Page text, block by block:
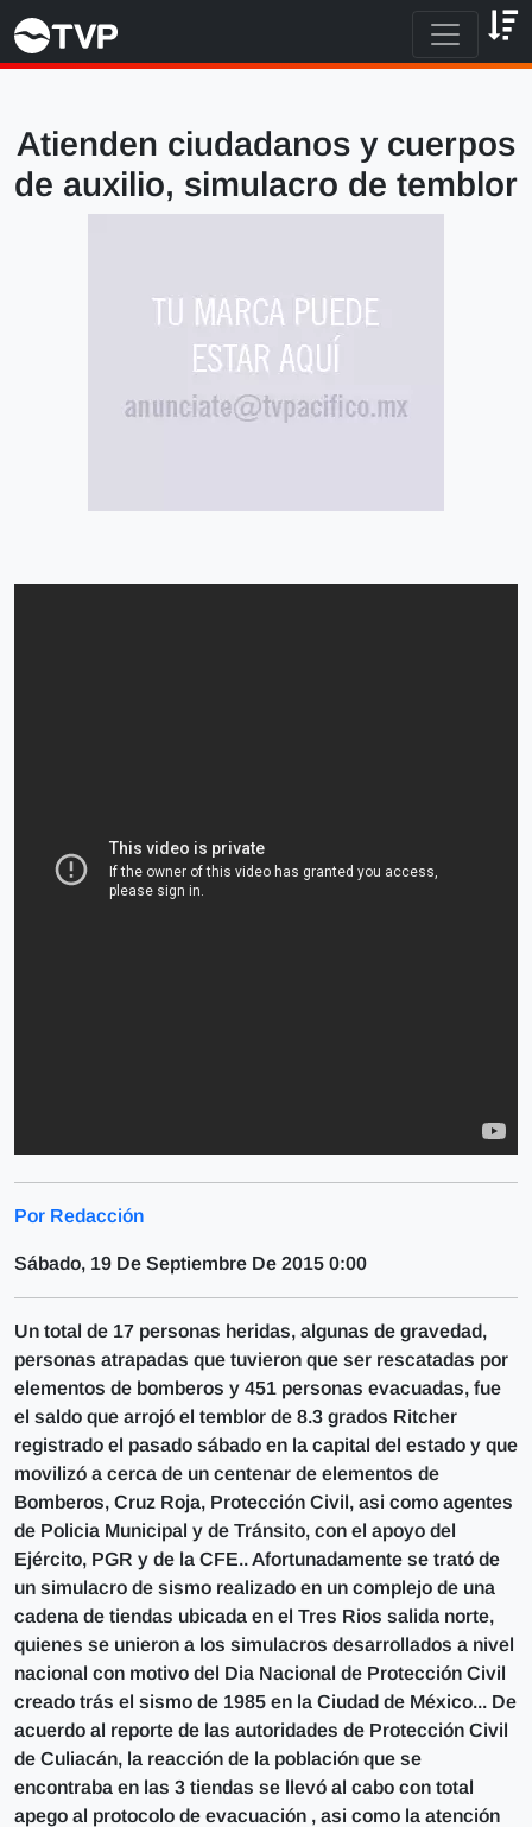
Atienden ciudadanos y cuerpos
de auxilio, simulacro de temblor
Por Redacción
Sábado, 19 De Septiembre De 2015 0:00
Un total de 17 personas heridas, algunas de gravedad,
personas atrapadas que tuvieron que ser rescatadas por
elementos de bomberos y 451 personas evacuadas, fue
el saldo que arrojó el temblor de 8.3 grados Ritcher
registrado el pasado sábado en la capital del estado y que
movilizó a cerca de un centenar de elementos de
Bomberos, Cruz Roja, Protección Civil, asi como agentes
de Policia Municipal y de Tránsito, con el apoyo del
Ejército, PGR y de la CFE.. Afortunadamente se trató de
un simulacro de sismo realizado en un complejo de una
cadena de tiendas ubicada en el Tres Rios salida norte,
quienes se unieron a los simulacros desarrollados a nivel
nacional con motivo del Dia Nacional de Protección Civil
creado trás el sismo de 1985 en la Ciudad de México... De
acuerdo al reporte de las autoridades de Protección Civil
de Culiacán, la reacción de la población que se
encontraba en las 3 tiendas se llevó al cabo con total
apego al protocolo de evacuación , asi como la atención